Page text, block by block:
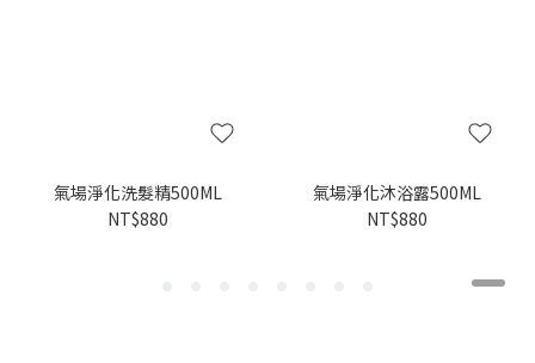
氣場淨化洗髮精500ML
NT$880
氣場淨化沐浴露500ML
NT$880